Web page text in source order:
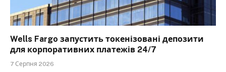
Wells Fargo запустить токенізовані депозити
для корпоративних платежів 24/7
7 Серпня 2026